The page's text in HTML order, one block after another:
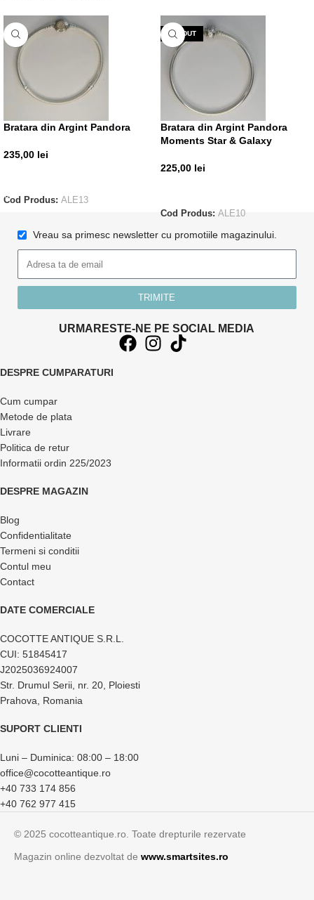
Bratara din Argint Pandora
235,00 lei
Cod Produs: ALE13
VÂNDUT
Bratara din Argint Pandora
Moments Star & Galaxy
225,00 lei
Cod Produs: ALE10
Vreau sa primesc newsletter cu promotiile magazinului.
TRIMITE
URMARESTE-NE PE SOCIAL MEDIA
DESPRE CUMPARATURI
Cum cumpar
Metode de plata
Livrare
Politica de retur
Informatii ordin 225/2023
DESPRE MAGAZIN
Blog
Confidentialitate
Termeni si conditii
Contul meu
Contact
DATE COMERCIALE
COCOTTE ANTIQUE S.R.L.
CUI: 51845417
J2025036924007
Str. Drumul Serii, nr. 20, Ploiesti
Prahova, Romania
SUPORT CLIENTI
Luni – Duminica: 08:00 – 18:00
office@cocotteantique.ro
+40 733 174 856
+40 762 977 415
© 2025 cocotteantique.ro. Toate drepturile rezervate
Magazin online dezvoltat de www.smartsites.ro